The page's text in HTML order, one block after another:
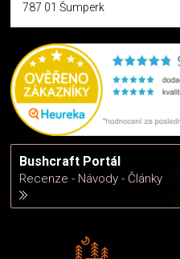
787 01 Šumperk
Bushcraft Portál
Recenze - Návody - Články